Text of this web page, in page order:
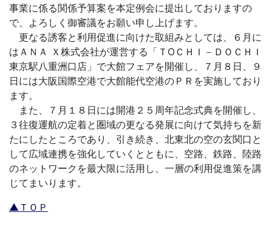
事業に係る関係予算案を本定例会に提出しておりますの
で、よろしく御審議をお願い申し上げます。
更なる誘客と利用促進に向けた取組みとしては、６月に
はＡＮＡ Ｘ株式会社が運営する「ＴОＣＨＩ－ＤＯＣＨＩ
東京駅八重洲口店」で大館フェアを開催し、７月８日、９
日には大阪国際空港で大館能代空港のＰＲを実施しており
ます。
また、７月１８日には開港２５周年記念式典を開催し、
３往復運航の定着と圏域の更なる発展に向けて気持ちを新
たにしたところであり、引き続き、北東北の空の玄関口と
して広域連携を強化していくとともに、空路、鉄路、陸路
のネットワークを最大限に活用し、一層の利用促進策を講
じてまいります。
▲ＴＯＰ